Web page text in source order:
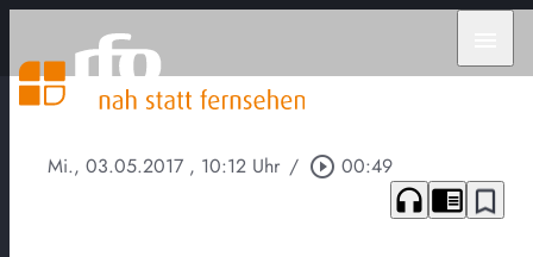
Mi., 03.05.2017 , 10:12 Uhr / play_circle_outline 00:49
headphones chrome_reader_mode bookmark_border